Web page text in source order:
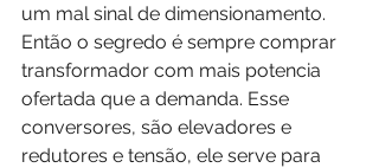
um mal sinal de dimensionamento.
Então o segredo é sempre comprar
transformador com mais potencia
ofertada que a demanda. Esse
conversores, são elevadores e
redutores e tensão, ele serve para